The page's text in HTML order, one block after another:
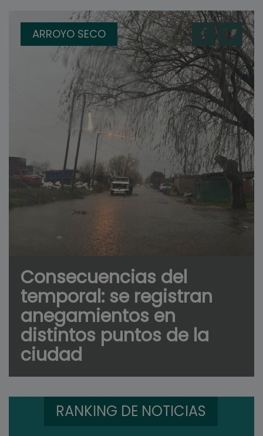
ARROYO SECO
Consecuencias del
temporal: se registran
anegamientos en
distintos puntos de la
ciudad
RANKING DE NOTICIAS